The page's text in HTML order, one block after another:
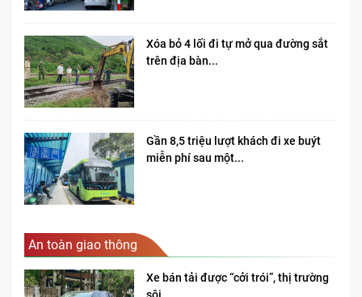
Xóa bỏ 4 lối đi tự mở qua đường sắt
trên địa bàn...
Gần 8,5 triệu lượt khách đi xe buýt
miễn phí sau một...
An toàn giao thông
Xe bán tải được “cởi trói”, thị trường